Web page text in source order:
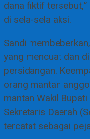
dana fiktif
di sela-sela aksi.
Sandi
yang mencuat dan
persidangan.
orang mantan
mantan Wakil
Sekretaris Daerah
tercatat sebagai